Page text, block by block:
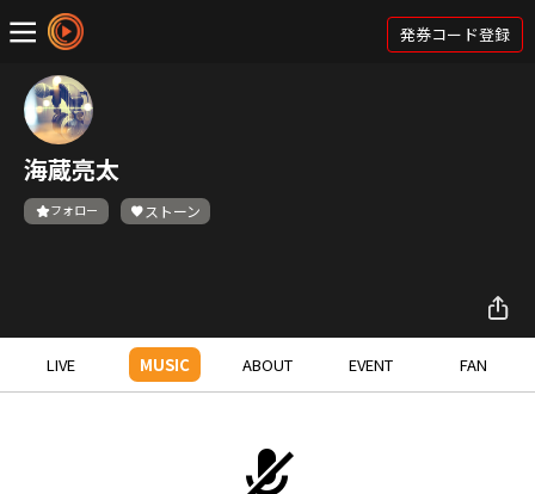
発券コード登録
海蔵亮太
フォロー ストーン
LIVE MUSIC ABOUT EVENT FAN